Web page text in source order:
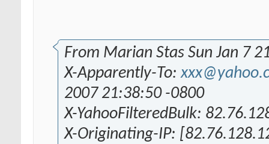
From Marian Stas Sun Jan 7
X-Apparently-To:
2007 21:38:50 -0800
X-YahooFilteredBulk:
X-Originating-IP: